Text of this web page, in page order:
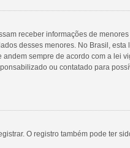
receber informações de
desses menores. No Brasil,
sempre de acordo com a lei
ou contatado para
O registro também pode ter